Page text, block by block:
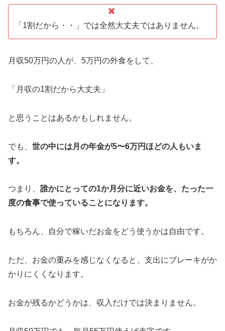
「1割だから・・」では全然大丈夫ではありません。
月収50万円の人が、5万円の外食をして、
「月収の1割だから大丈夫」
と思うことはあるかもしれません。
でも、 世の中には月の年金が5〜6万円ほどの人もいま
す。
つまり、 誰かにとっての1か月分に近いお金を、たった一
度の食事で使っていることになります。
もちろん、自分で稼いだお金をどう使うかは自由です。
ただ、お金の重みを感じなくなると、支出にブレーキがか
かりにくくなります。
お金が残るかどうかは、収入だけでは決まりません。